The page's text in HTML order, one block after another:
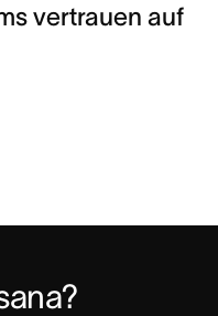
vertrauen auf